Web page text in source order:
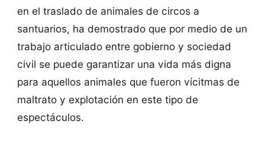
en el traslado de animales de circos a
santuarios, ha demostrado que por medio de un
trabajo articulado entre gobierno y sociedad
civil se puede garantizar una vida más digna
para aquellos animales que fueron vícitmas de
maltrato y explotación en este tipo de
espectáculos.